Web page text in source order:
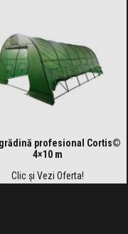
profesional Cortis©
4×10 m
Clic și Vezi Oferta!